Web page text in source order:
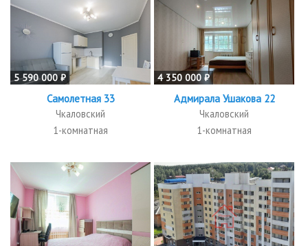
5 590 000 ₽
Самолетная 33
Чкаловский
1-комнатная
4 350 000 ₽
Адмирала Ушакова 22
Чкаловский
1-комнатная